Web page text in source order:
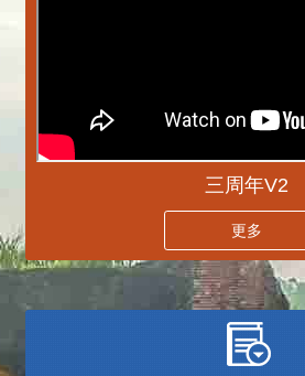
三周年V2
更多